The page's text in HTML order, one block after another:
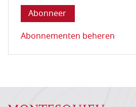
Abonnementen beheren